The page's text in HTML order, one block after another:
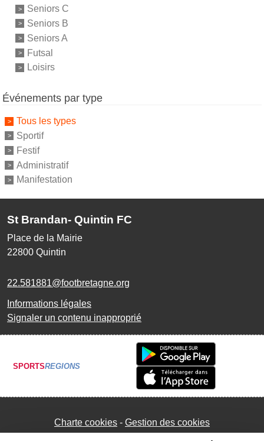
Seniors C
Seniors B
Seniors A
Futsal
Loisirs
Événements par type
Tous les types
Sportif
Festif
Administratif
Manifestation
St Brandan- Quintin FC
Place de la Mairie
22800 Quintin
22.581881@footbretagne.org
Informations légales
Signaler un contenu inapproprié
SPORTSREGIONS
Charte cookies Gestion des cookies